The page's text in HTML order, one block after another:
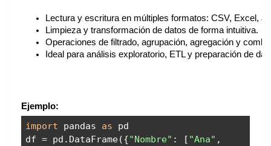
Lectura y escritura en múltiples formatos: CSV, Excel,
Limpieza y transformación de datos de forma intuitiva.
Operaciones de filtrado, agrupación, agregación y
Ideal para análisis exploratorio, ETL y preparación de
Ejemplo:
import pandas as pd
df = pd.DataFrame({"Nombre" : [ "Ana" ,